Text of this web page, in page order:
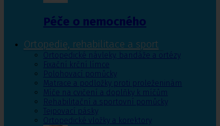
Péče o nemocného
Ortopedie, rehabilitace a sport
Ortopedické návleky, bandáže a ortézy
Fixační krční límce
Polohovací pomůcky
Matrace a podložky proti proleženinám
Míče na cvičení a doplňky k míčům
Rehabilitační a sportovní pomůcky
Tejpovací pásky
Ortopedické vložky a korektory